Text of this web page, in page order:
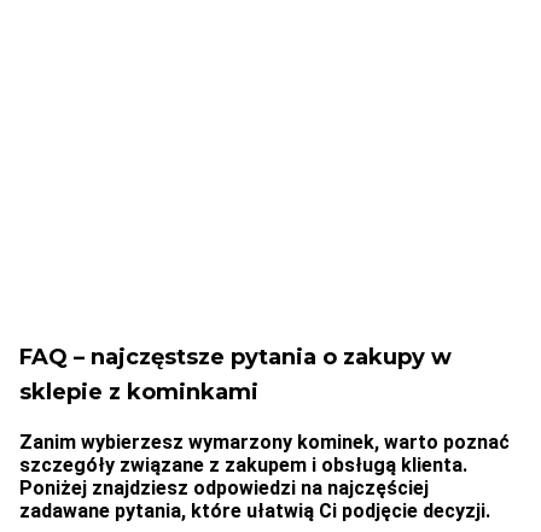
FAQ – najczęstsze pytania o zakupy w
sklepie z kominkami
Zanim wybierzesz wymarzony kominek, warto poznać
szczegóły związane z zakupem i obsługą klienta.
Poniżej znajdziesz odpowiedzi na najczęściej
zadawane pytania, które ułatwią Ci podjęcie decyzji.